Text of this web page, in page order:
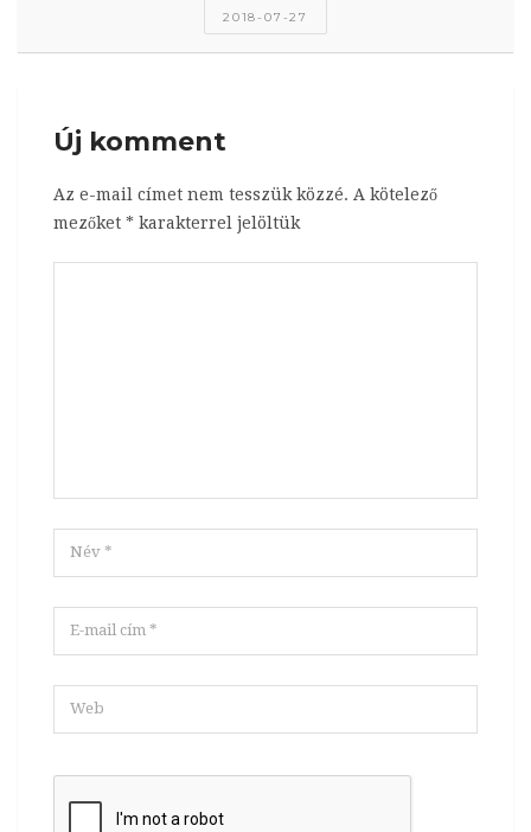
2018-07-27
Új komment
Az e-mail címet nem tesszük közzé. A kötelező
mezőket * karakterrel jelöltük